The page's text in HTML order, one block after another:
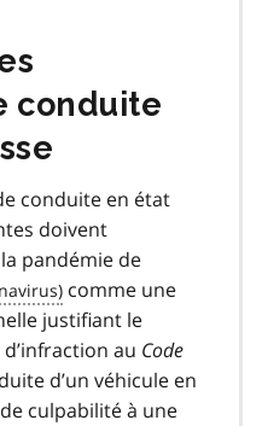
conduite
conduite en état
doivent
pandémie de
covid
19
comme une
justifiant le
au Code
d’un véhicule en
culpabilité à une